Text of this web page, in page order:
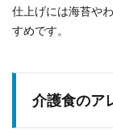
仕上げには海苔や
すめです。
介護食のア